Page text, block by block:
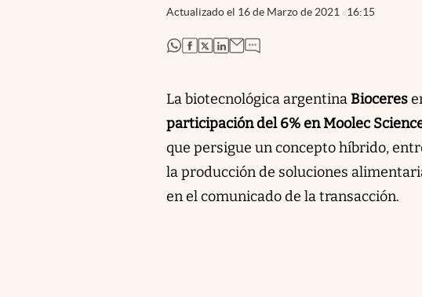
Actualizado el 16 de Marzo de 2021 16:15
abre en nueva pestaña
abre en nueva pestaña
abre en nueva pestaña
abre en nueva pestaña
La biotecnológica argentinaBioceres
participación del 6% en Moolec
que persigue un concepto híbrido,
la producción de soluciones
en el comunicado de la transacción.